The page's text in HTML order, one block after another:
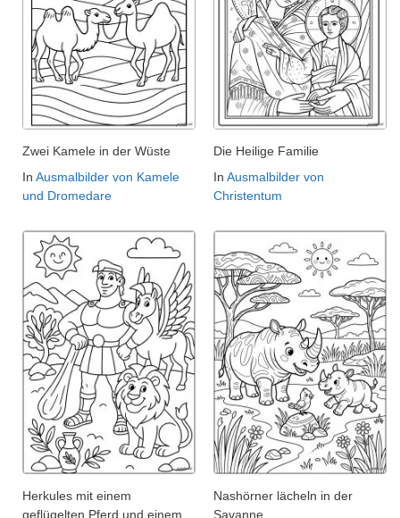
Zwei Kamele in der Wüste
In Ausmalbilder von Kamele
und Dromedare
Die Heilige Familie
In Ausmalbilder von
Christentum
Herkules mit einem
geflügelten Pferd und einem
Nashörner lächeln in der
Savanne